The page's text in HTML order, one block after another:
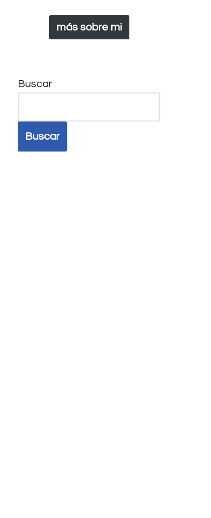
más sobre mi
Buscar
Buscar